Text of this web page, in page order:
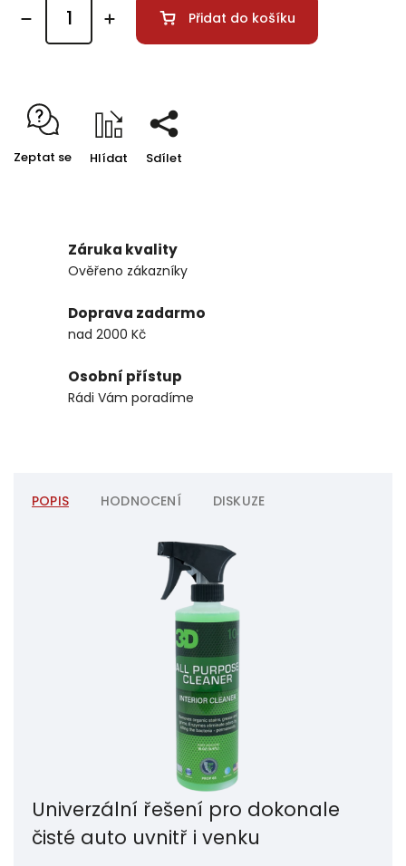
Přidat do košíku
Zeptat se Hlídat Sdílet
Záruka kvality
Ověřeno zákazníky
Doprava zadarmo
nad 2000 Kč
Osobní přístup
Rádi Vám poradíme
POPIS HODNOCENÍ DISKUZE
Univerzální řešení pro dokonale
čisté auto uvnitř i venku